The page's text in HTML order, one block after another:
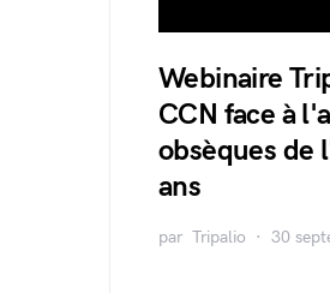
Webinaire
CCN face à
obsèques de
ans
par Tripalio 30